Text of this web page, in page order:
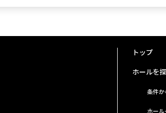
トップ
ホールを
条件
ホール